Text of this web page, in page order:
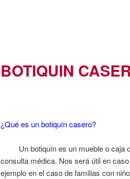
BOTIQUIN
¿Qué es un botiquín casero?
Un botiquín es un mueble o caja
consulta médica. Nos será útil en
ejemplo en el caso de familias con